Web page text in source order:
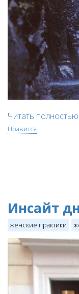
Читать полностью
Нравится
Инсайт
женские практики